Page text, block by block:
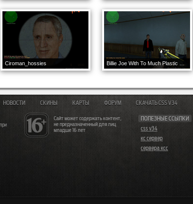
Ciroman_hossies
Сайт может содержать контент,
не предназначенный для лиц
младше 16 лет
ПОЛЕЗНЫЕ ССЫЛКИ
css v34
кс сервер
сервера ксс
НОВОСТИ СКИНЫ КАРТЫ ФОРУМ СКАЧАТЬ CSS V34